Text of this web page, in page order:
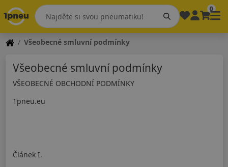
0
Všeobecné smluvní podmínky
Všeobecné smluvní podmínky
VŠEOBECNÉ OBCHODNÍ PODMÍNKY
1pneu.eu
Článek I.